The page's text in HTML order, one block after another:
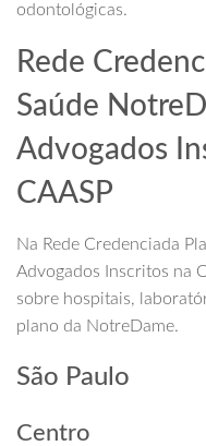
odontológicas.
Rede
Saúde
Advogados
CAASP
Na Rede Credenciada
Advogados Inscritos na
sobre hospitais,
plano da NotreDame.
São Paulo
Centro